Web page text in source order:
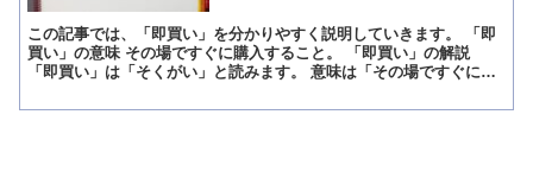
この記事では、「即買い」を分かりやすく説明していきます。 「即
買い」の意味 その場ですぐに購入すること。 「即買い」の解説
「即買い」は「そくがい」と読みます。 意味は「その場ですぐに購